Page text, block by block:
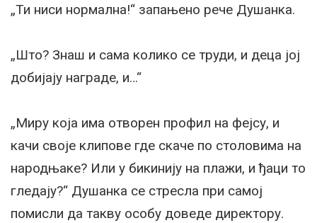
„Ти ниси нормална!“ запањено рече Душанка.
„Што? Знаш и сама колико се труди, и деца јој
добијају награде, и…“
„Миру која има отворен профил на фејсу, и
качи своје клипове где скаче по столовима на
народњаке? Или у бикинију на плажи, и ђаци то
гледају?“ Душанка се стресла при самој
помисли да такву особу доведе директору.